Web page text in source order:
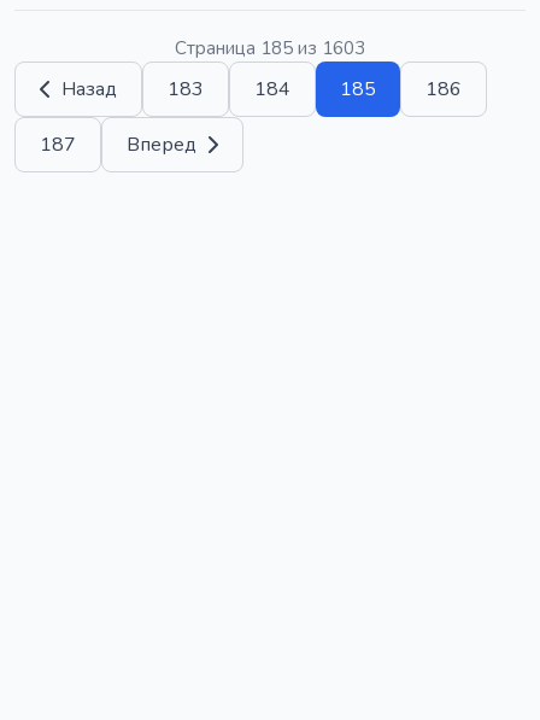
Страница 185 из 1603
Назад 183 184 185 186
187 Вперед